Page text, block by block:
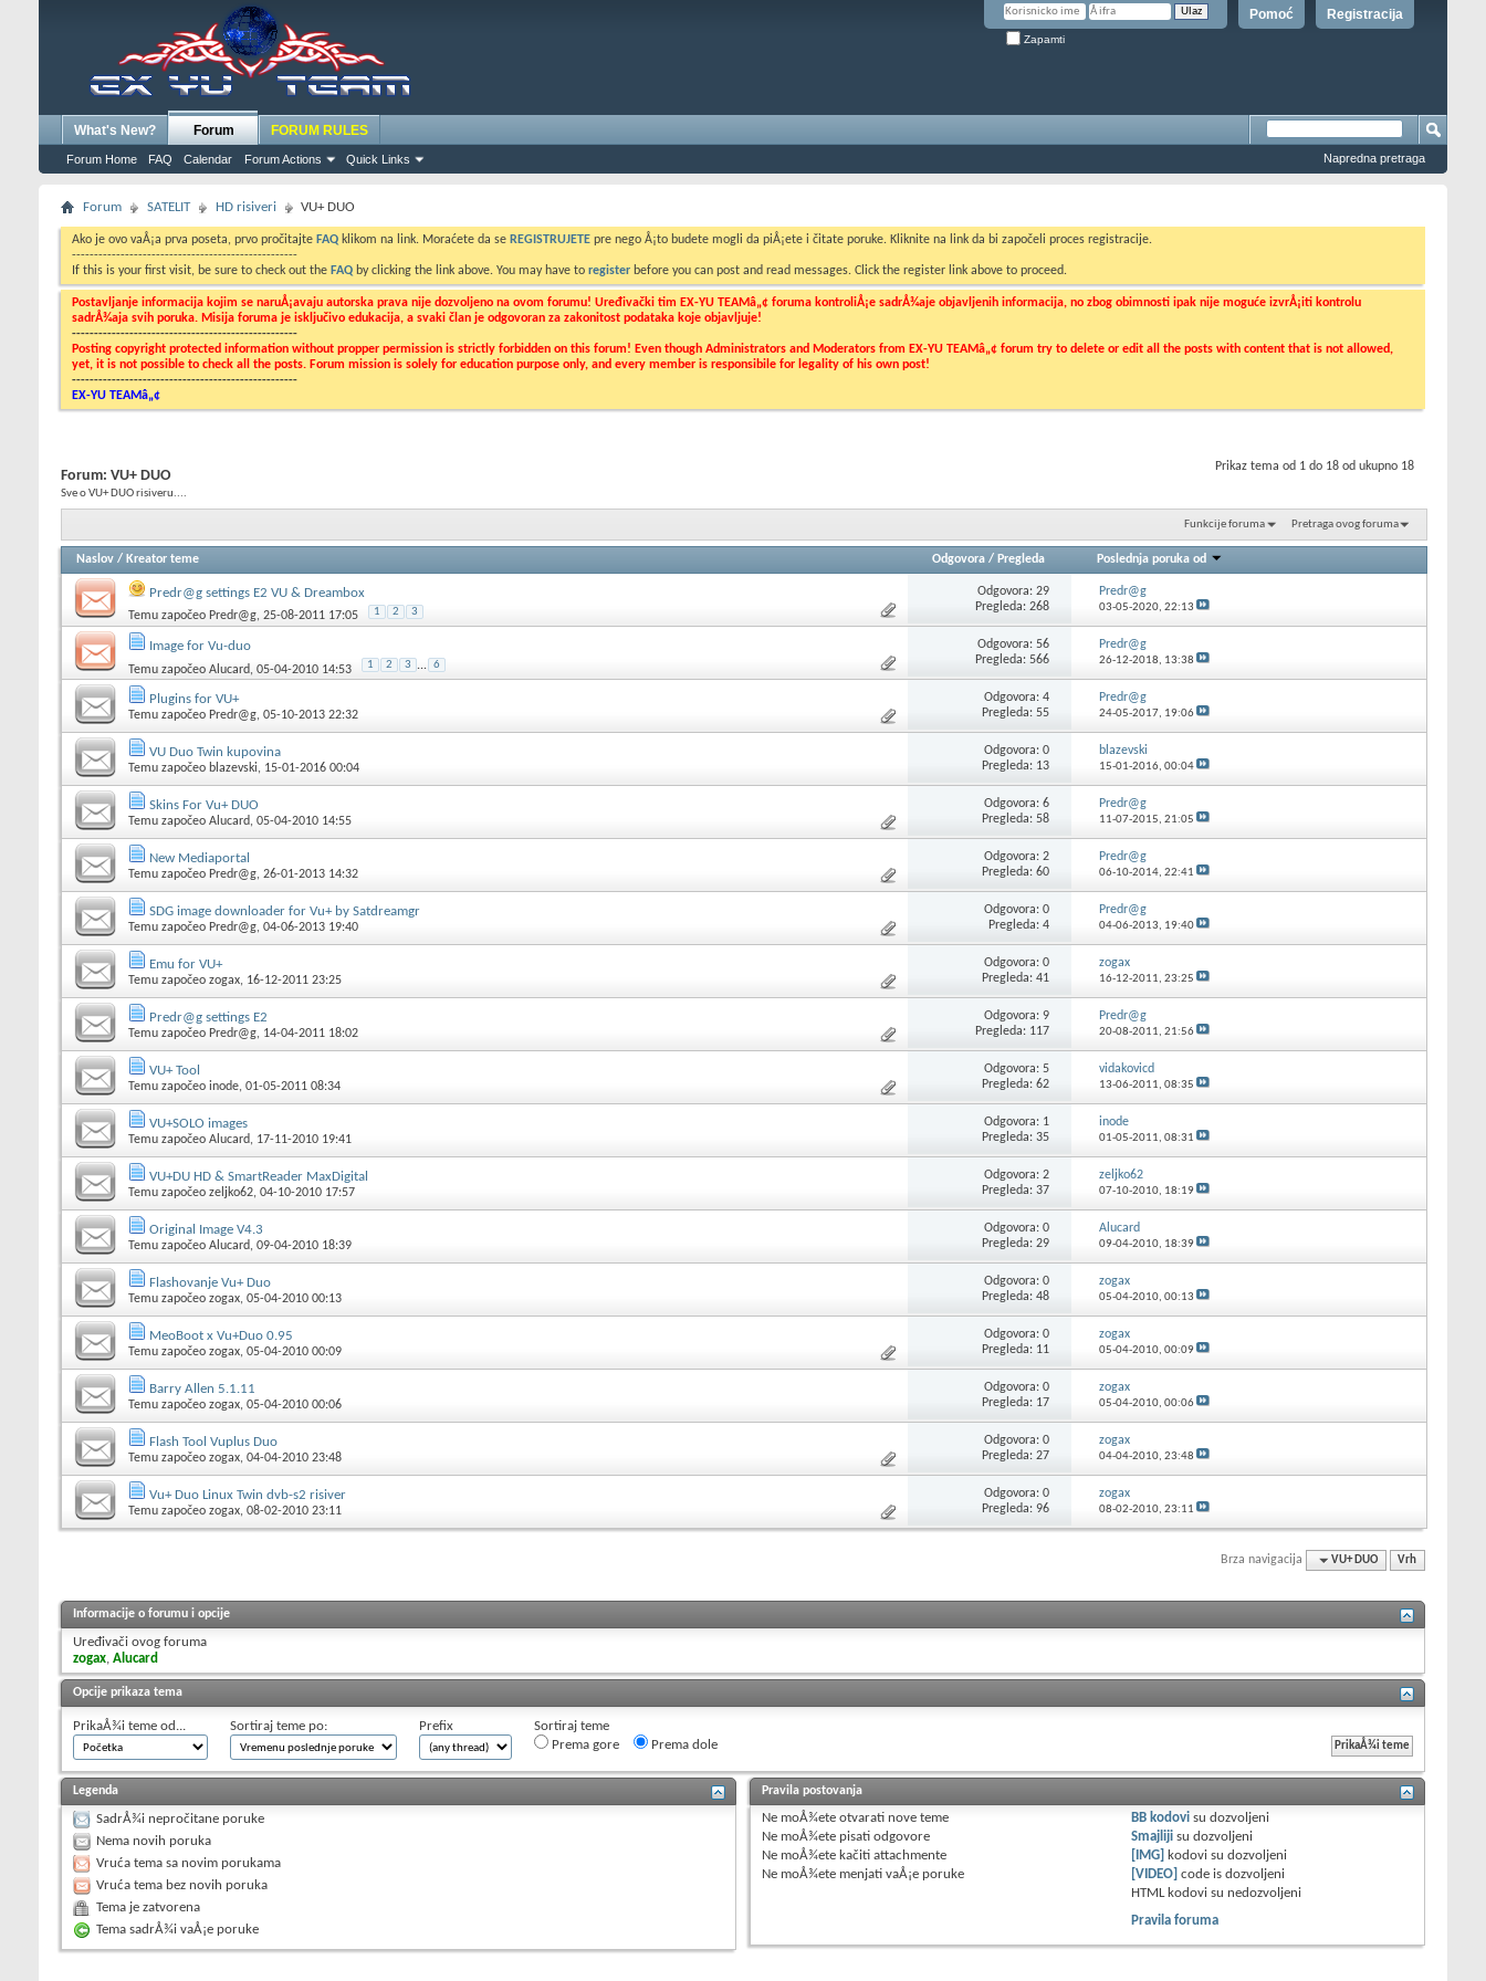
Registracija
Pomoć
Zapamti
What's New? Forum
Forum Home FAQ Calendar Forum Actions Quick Links
FORUM RULES
Napredna pretraga
Forum SATELIT HD risiveri VU+ DUO
Ako je ovo vaÅ¡a prva poseta, prvo pročitajte FAQ klikom na link. Moraćete da se REGISTRUJETE pre nego Å¡to budete mogli da piÅ¡ete i čitate poruke. Kliknite na link da bi započeli proces registracije.
---------------------------------------------------
If this is your first visit, be sure to check out the FAQ by clicking the link above. You may have to register before you can post and read messages. Click the register link above to proceed.
Postavljanje informacija kojim se naruÅ¡avaju autorska prava nije dozvoljeno na ovom forumu! Uređivački tim EX-YU TEAMâ„¢ foruma kontroliÅ¡e sadrÅ¾aje objavljenih informacija, no zbog obimnosti ipak nije moguće izvrÅ¡iti kontrolu
sadrÅ¾aja svih poruka. Misija foruma je isključivo edukacija, a svaki član je odgovoran za zakonitost podataka koje objavljuje!
---------------------------------------------------
Posting copyright protected information without propper permission is strictly forbidden on this forum! Even though Administrators and Moderators from EX-YU TEAMâ„¢ forum try to delete or edit all the posts with content that is not allowed,
yet, it is not possible to check all the posts. Forum mission is solely for education purpose only, and every member is responsibile for legality of his own post!
---------------------------------------------------
EX-YU TEAMâ„¢
Prikaz tema od 1 do 18 od ukupno 18
Forum: VU+ DUO
Sve o VU+ DUO risiveru....
Funkcije foruma Pretraga ovog foruma
Naslov / Kreator teme Odgovora / Pregleda Poslednja poruka od
Predr@g settings E2 VU & Dreambox
Temu započeo Predr@g, 25-08-2011 17:05 1 2 3
Odgovora: 29
Pregleda: 268
Predr@g
03-05-2020, 22:13
Image for Vu-duo
Temu započeo Alucard, 05-04-2010 14:53 1 2 3 ... 6
Odgovora: 56
Pregleda: 566
Predr@g
26-12-2018, 13:38
Plugins for VU+
Temu započeo Predr@g, 05-10-2013 22:32
Odgovora: 4
Pregleda: 55
Predr@g
24-05-2017, 19:06
VU Duo Twin kupovina
Temu započeo blazevski, 15-01-2016 00:04
Odgovora: 0
Pregleda: 13
blazevski
15-01-2016, 00:04
Skins For Vu+ DUO
Temu započeo Alucard, 05-04-2010 14:55
Odgovora: 6
Pregleda: 58
Predr@g
11-07-2015, 21:05
New Mediaportal
Temu započeo Predr@g, 26-01-2013 14:32
Odgovora: 2
Pregleda: 60
Predr@g
06-10-2014, 22:41
SDG image downloader for Vu+ by Satdreamgr
Temu započeo Predr@g, 04-06-2013 19:40
Odgovora: 0
Pregleda: 4
Predr@g
04-06-2013, 19:40
Emu for VU+
Temu započeo zogax, 16-12-2011 23:25
Odgovora: 0
Pregleda: 41
zogax
16-12-2011, 23:25
Predr@g settings E2
Temu započeo Predr@g, 14-04-2011 18:02
Odgovora: 9
Pregleda: 117
Predr@g
20-08-2011, 21:56
VU+ Tool
Temu započeo inode, 01-05-2011 08:34
Odgovora: 5
Pregleda: 62
vidakovicd
13-06-2011, 08:35
VU+SOLO images
Temu započeo Alucard, 17-11-2010 19:41
Odgovora: 1
Pregleda: 35
inode
01-05-2011, 08:31
VU+DU HD & SmartReader MaxDigital
Temu započeo zeljko62, 04-10-2010 17:57
Odgovora: 2
Pregleda: 37
zeljko62
07-10-2010, 18:19
Original Image V4.3
Temu započeo Alucard, 09-04-2010 18:39
Odgovora: 0
Pregleda: 29
Alucard
09-04-2010, 18:39
Flashovanje Vu+ Duo
Temu započeo zogax, 05-04-2010 00:13
Odgovora: 0
Pregleda: 48
zogax
05-04-2010, 00:13
MeoBoot x Vu+Duo 0.95
Temu započeo zogax, 05-04-2010 00:09
Odgovora: 0
Pregleda: 11
zogax
05-04-2010, 00:09
Barry Allen 5.1.11
Temu započeo zogax, 05-04-2010 00:06
Odgovora: 0
Pregleda: 17
zogax
05-04-2010, 00:06
Flash Tool Vuplus Duo
Temu započeo zogax, 04-04-2010 23:48
Odgovora: 0
Pregleda: 27
zogax
04-04-2010, 23:48
Vu+ Duo Linux Twin dvb-s2 risiver
Temu započeo zogax, 08-02-2010 23:11
Odgovora: 0
Pregleda: 96
zogax
08-02-2010, 23:11
Brza navigacija VU+ DUO Vrh
Informacije o forumu i opcije
Uređivači ovog foruma
zogax, Alucard
Opcije prikaza tema
PrikaÅ¾i teme od... Sortiraj teme po: Prefix
Sortiraj teme
Prema gore
Prema dole
Legenda
SadrÅ¾i nepročitane poruke
Nema novih poruka
Vruća tema sa novim porukama
Vruća tema bez novih poruka
Tema je zatvorena
Tema sadrÅ¾i vaÅ¡e poruke
Pravila postovanja
Ne moÅ¾ete otvarati nove teme
Ne moÅ¾ete pisati odgovore
Ne moÅ¾ete kačiti attachmente
Ne moÅ¾ete menjati vaÅ¡e poruke
BB kodovi sudozvoljeni
Smajliji sudozvoljeni
[IMG] kodovi sudozvoljeni
[VIDEO] code isdozvoljeni
HTML kodovi su nedozvoljeni
Pravila foruma